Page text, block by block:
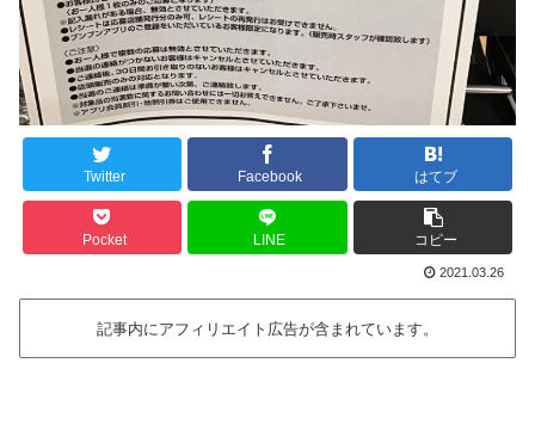
Twitter Facebook はてブ
Pocket LINE コピー
2021.03.26
記事内にアフィリエイト広告が含まれています。